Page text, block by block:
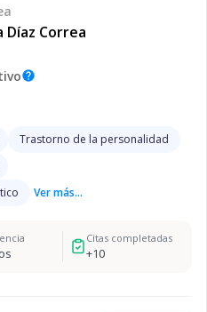
Díaz Correa
help
Trastorno de la personalidad
Ver más...
Citas completadas
+10